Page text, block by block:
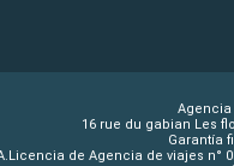
Agencia
16 rue du gabian Les
Garantía
de Agencia de viajes n°